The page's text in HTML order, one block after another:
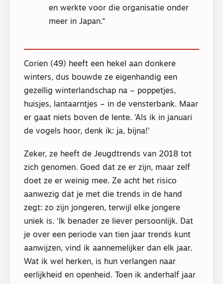
en werkte voor die organisatie onder
meer in Japan.
Corien (49) heeft een hekel aan donkere
winters, dus bouwde ze eigenhandig een
gezellig winterlandschap na – poppetjes,
huisjes, lantaarntjes – in de vensterbank. Maar
er gaat niets boven de lente. ‘Als ik in januari
de vogels hoor, denk ik: ja, bijna!’
Zeker, ze heeft de Jeugdtrends van 2018 tot
zich genomen. Goed dat ze er zijn, maar zelf
doet ze er weinig mee. Ze acht het risico
aanwezig dat je met die trends in de hand
zegt: zo zijn jongeren, terwijl elke jongere
uniek is. ‘Ik benader ze liever persoonlijk. Dat
je over een periode van tien jaar trends kunt
aanwijzen, vind ik aannemelijker dan elk jaar.
Wat ik wel herken, is hun verlangen naar
eerlijkheid en openheid. Toen ik anderhalf jaar